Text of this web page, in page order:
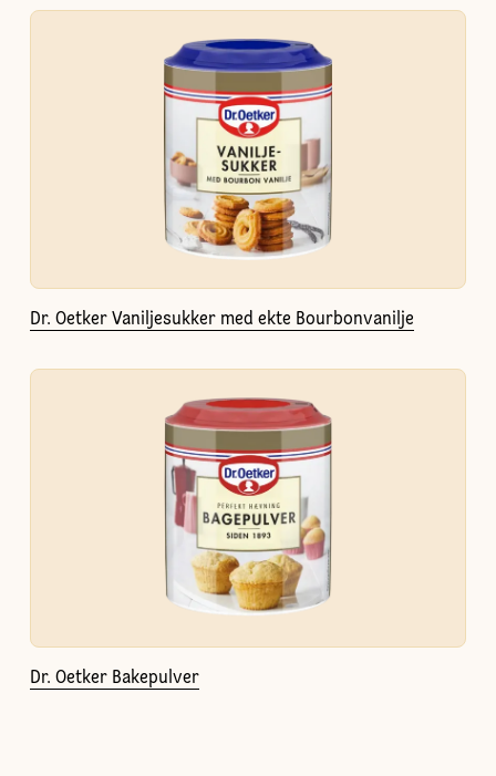
Dr. Oetker Vaniljesukker med ekte Bourbonvanilje
Dr. Oetker Bakepulver